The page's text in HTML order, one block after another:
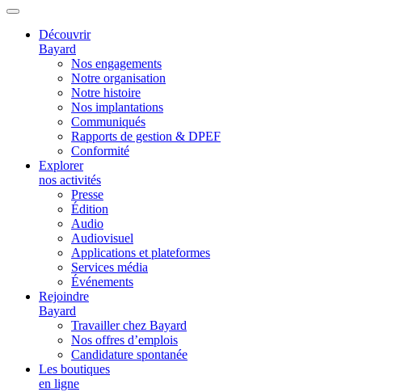
Découvrir
Bayard
Nos engagements
Notre organisation
Notre histoire
Nos implantations
Communiqués
Rapports de gestion & DPEF
Conformité
Explorer
nos activités
Presse
Édition
Audio
Audiovisuel
Applications et plateformes
Services média
Événements
Rejoindre
Bayard
Travailler chez Bayard
Nos offres d’emplois
Candidature spontanée
Les boutiques
en ligne